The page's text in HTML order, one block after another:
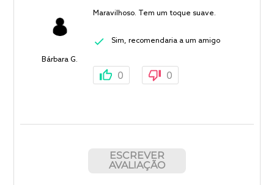
Bárbara G.
Maravilhoso. Tem um toque suave.
Sim, recomendaria a um amigo
0 0
ESCREVER
AVALIAÇÃO